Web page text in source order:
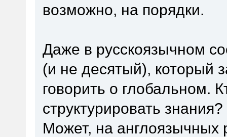
возможно, на порядки.
Даже в русскоязычном
(и не десятый), который
говорить о глобальном.
структурировать
Может, на англоязычных